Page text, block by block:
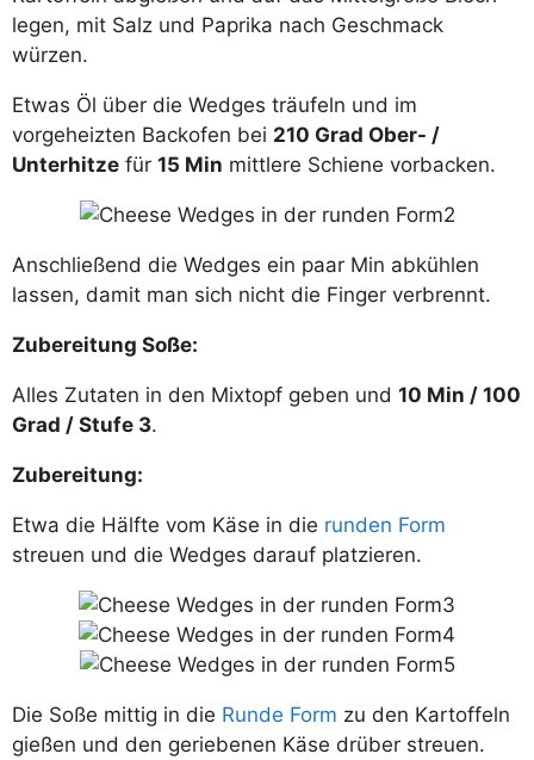
legen, mit Salz und Paprika nach Geschmack
würzen.
Etwas Öl über die Wedges träufeln und im
vorgeheizten Backofen bei 210 Grad Ober- /
Unterhitze für 15 Min mittlere Schiene vorbacken.
Anschließend die Wedges ein paar Min abkühlen
lassen, damit man sich nicht die Finger verbrennt.
Zubereitung Soße:
Alles Zutaten in den Mixtopf geben und 10 Min / 100
Grad / Stufe 3.
Zubereitung:
Etwa die Hälfte vom Käse in die runden Form
streuen und die Wedges darauf platzieren.
Die Soße mittig in die Runde Form zu den Kartoffeln
gießen und den geriebenen Käse drüber streuen.